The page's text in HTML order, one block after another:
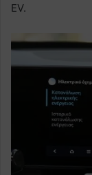
EV.